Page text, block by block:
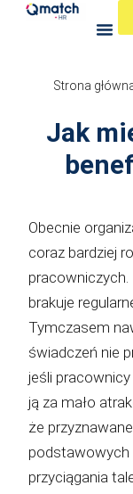
Przejdź
Strona
Jak
Obecnie
coraz bardziej
brakuje
Tymczasem
świadczeń nie
jeśli
ją za mało
że
podstawowych
przyciągania